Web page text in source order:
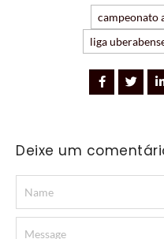
campeonato
liga
Deixe um